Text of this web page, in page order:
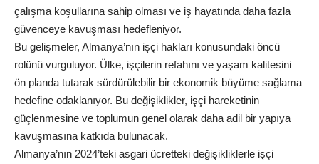
çalışma koşullarına sahip olması ve iş hayatında daha fazla
güvenceye kavuşması hedefleniyor.
Bu gelişmeler, Almanya’nın işçi hakları konusundaki öncü
rolünü vurguluyor. Ülke, işçilerin refahını ve yaşam kalitesini
ön planda tutarak sürdürülebilir bir ekonomik büyüme sağlama
hedefine odaklanıyor. Bu değişiklikler, işçi hareketinin
güçlenmesine ve toplumun genel olarak daha adil bir yapıya
kavuşmasına katkıda bulunacak.
Almanya’nın 2024’teki asgari ücretteki değişikliklerle işçi